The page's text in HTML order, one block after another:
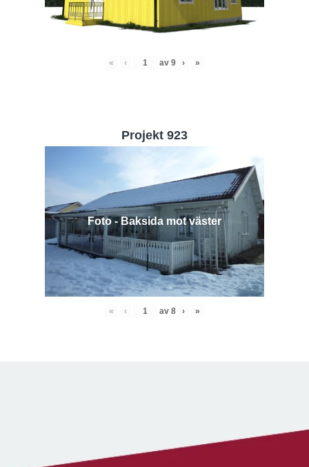
« ‹ av 9 › »
Projekt 923
Foto - Baksida mot väster
« ‹ av 8 › »